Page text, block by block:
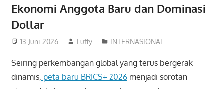
Ekonomi Anggota Baru dan Dominasi
Dollar
13 Juni 2026 Luffy INTERNASIONAL
Seiring perkembangan global yang terus bergerak
dinamis, peta baru BRICS+ 2026menjadi sorotan